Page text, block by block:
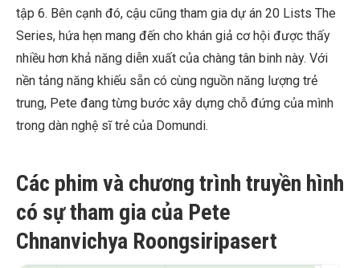
tập 6. Bên cạnh đó, cậu cũng tham gia dự án 20 Lists The
Series, hứa hẹn mang đến cho khán giả cơ hội được thấy
nhiều hơn khả năng diễn xuất của chàng tân binh này. Với
nền tảng năng khiếu sẵn có cùng nguồn năng lượng trẻ
trung, Pete đang từng bước xây dựng chỗ đứng của mình
trong dàn nghệ sĩ trẻ của Domundi.
Các phim và chương trình truyền hình
có sự tham gia của Pete
Chnanvichya Roongsiripasert